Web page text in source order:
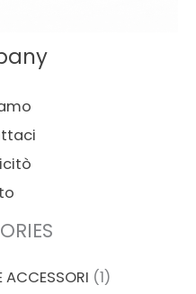
ACCESSORI (1)